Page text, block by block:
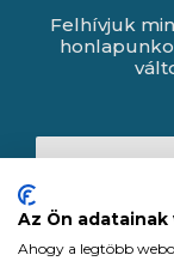
Felhívjuk
Az Ön
Ahogy a legtöbb